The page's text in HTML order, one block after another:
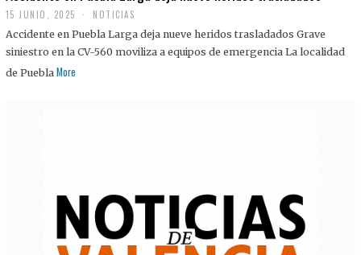
15 JUNIO, 2025 NOTICIAS
Accidente en Puebla Larga deja nueve heridos trasladados Grave
siniestro en la CV-560 moviliza a equipos de emergencia La localidad
de Puebla More